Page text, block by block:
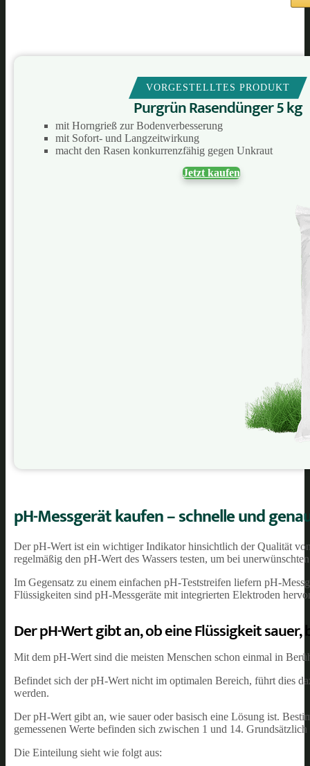
VORGESTELLTES PRODUKT
Purgrün Rasendünger 5 kg
mit Horngrieß zur Bodenverbesserung
mit Sofort- und Langzeitwirkung
macht den Rasen konkurrenzfähig gegen Unkraut
Jetzt kaufen
pH-Messgerät kaufen – schnelle und
Der pH-Wert ist ein wichtiger Indikator hinsichtlich der Qualität
regelmäßig den pH-Wert des Wassers testen, um bei
Im Gegensatz zu einem einfachen pH-Teststreifen liefern pH-
Flüssigkeiten sind pH-Messgeräte mit integrierten Elektroden
Der pH-Wert gibt an, ob eine Flüssigkeit
Mit dem pH-Wert sind die meisten Menschen schon einmal in
Befindet sich der pH-Wert nicht im optimalen Bereich, führt dies
werden.
Der pH-Wert gibt an, wie sauer oder basisch eine Lösung ist.
gemessenen Werte befinden sich zwischen 1 und 14.
Die Einteilung sieht wie folgt aus: